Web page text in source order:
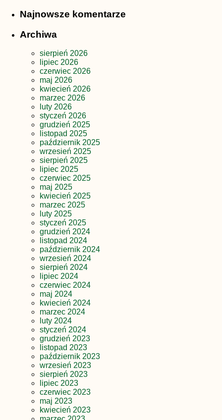
Najnowsze komentarze
Archiwa
sierpień 2026
lipiec 2026
czerwiec 2026
maj 2026
kwiecień 2026
marzec 2026
luty 2026
styczeń 2026
grudzień 2025
listopad 2025
październik 2025
wrzesień 2025
sierpień 2025
lipiec 2025
czerwiec 2025
maj 2025
kwiecień 2025
marzec 2025
luty 2025
styczeń 2025
grudzień 2024
listopad 2024
październik 2024
wrzesień 2024
sierpień 2024
lipiec 2024
czerwiec 2024
maj 2024
kwiecień 2024
marzec 2024
luty 2024
styczeń 2024
grudzień 2023
listopad 2023
październik 2023
wrzesień 2023
sierpień 2023
lipiec 2023
czerwiec 2023
maj 2023
kwiecień 2023